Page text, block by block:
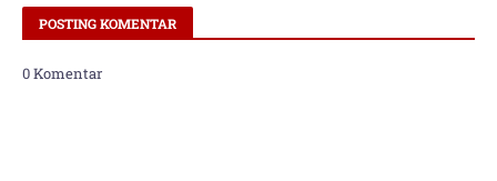
POSTING KOMENTAR
0 Komentar